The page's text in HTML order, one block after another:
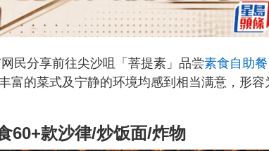
民分享前往尖沙咀「菩提素」品尝素食自助餐
富的菜式及宁静的环境均感到相当满意，形容
60+款沙律/炒饭面/炸物